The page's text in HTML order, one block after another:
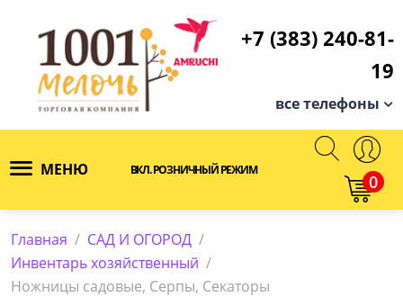
+7 (383) 240-81-
19
все телефоны
МЕНЮ ВКЛ. РОЗНИЧНЫЙ РЕЖИМ
0
Главная / САД И ОГОРОД /
Инвентарь хозяйственный /
Ножницы садовые, Серпы, Секаторы